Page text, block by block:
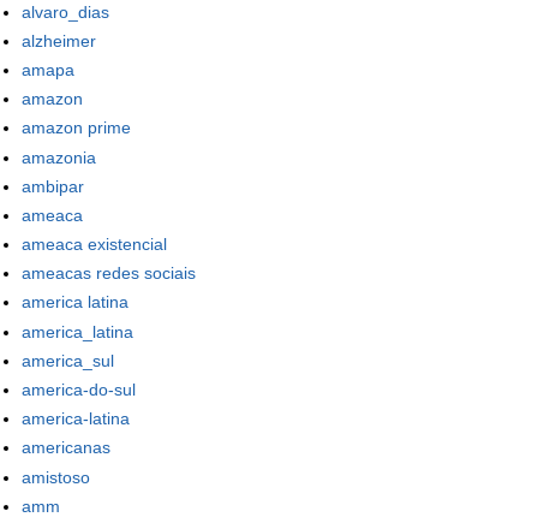
alvaro_dias
alzheimer
amapa
amazon
amazon prime
amazonia
ambipar
ameaca
ameaca existencial
ameacas redes sociais
america latina
america_latina
america_sul
america-do-sul
america-latina
americanas
amistoso
amm